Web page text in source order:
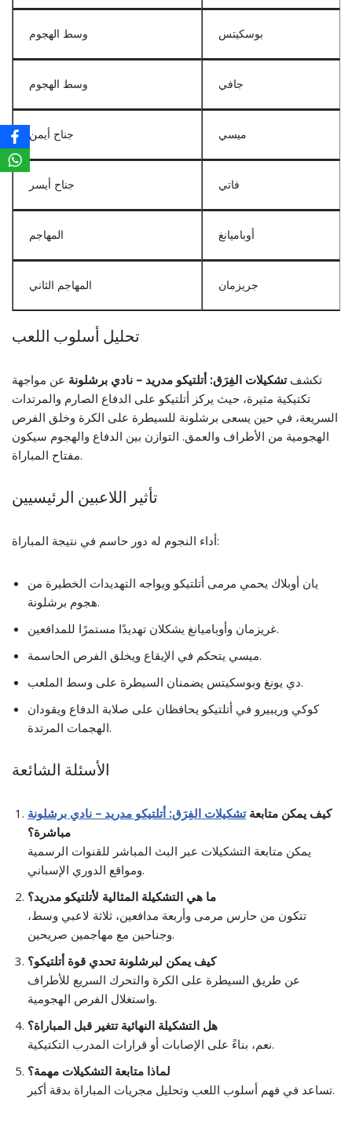
وسط الهجوم بوسكيتس
وسط الهجوم جافي
جناح أيمن ميسي
جناح أيسر فاتي
المهاجم أوباميانغ
المهاجم الثاني جريزمان
تحليل أسلوب اللعب
تكشفتشكيلات الفِرَق: أتلتيكو مدريد – نادي برشلونة عن مواجهة
تكتيكية مثيرة، حيث يركز أتلتيكو على الدفاع الصارم والمرتدات
السريعة، في حين يسعى برشلونة للسيطرة على الكرة وخلق الفرص
الهجومية من الأطراف والعمق. التوازن بين الدفاع والهجوم سيكون
مفتاح المباراة.
تأثير اللاعبين الرئيسيين
أداء النجوم له دور حاسم في نتيجة المباراة:
يان أوبلاك يحمي مرمى أتلتيكو ويواجه التهديدات الخطيرة من
هجوم برشلونة.
غريزمان وأوباميانغ يشكلان تهديدًا مستمرًا للمدافعين.
ميسي يتحكم في الإيقاع ويخلق الفرص الحاسمة.
دي يونغ وبوسكيتس يضمنان السيطرة على وسط الملعب.
كوكي وريبيرو في أتلتيكو يحافظان على صلابة الدفاع ويقودان
الهجمات المرتدة.
الأسئلة الشائعة
كيف يمكن متابعةتشكيلات الفِرَق: أتلتيكو مدريد – نادي برشلونة
مباشرة؟
يمكن متابعة التشكيلات عبر البث المباشر للقنوات الرسمية
ومواقع الدوري الإسباني.
ما هي التشكيلة المثالية لأتلتيكو مدريد؟
تتكون من حارس مرمى وأربعة مدافعين، ثلاثة لاعبي وسط،
وجناحين مع مهاجمين صريحين.
كيف يمكن لبرشلونة تحدي قوة أتلتيكو؟
عن طريق السيطرة على الكرة والتحرك السريع للأطراف
واستغلال الفرص الهجومية.
هل التشكيلة النهائية تتغير قبل المباراة؟
نعم، بناءً على الإصابات أو قرارات المدرب التكتيكية.
لماذا متابعة التشكيلات مهمة؟
تساعد في فهم أسلوب اللعب وتحليل مجريات المباراة بدقة أكبر.